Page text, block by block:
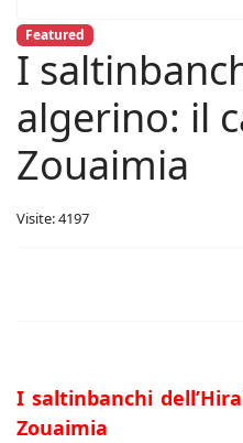
Featured
I
algerino: il
Zouaimia
Visite: 4197
I saltinbanchi
Zouaimia